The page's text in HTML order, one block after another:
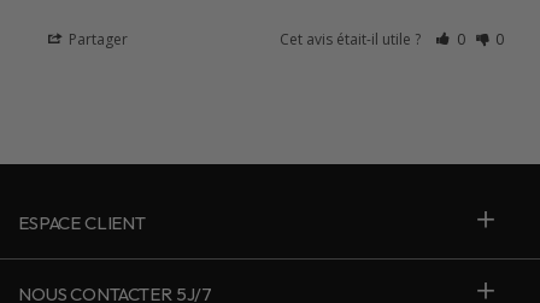
Partager Cet avis était-il utile ? 0 0
ESPACE CLIENT
NOUS CONTACTER 5J/7